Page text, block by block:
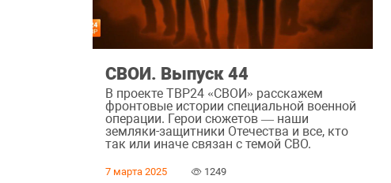
СВОИ. Выпуск 44
В проекте ТВР24 «СВОИ» расскажем
фронтовые истории специальной военной
операции. Герои сюжетов — наши
земляки-защитники Отечества и все, кто
так или иначе связан с темой СВО.
7 марта 2025 1249